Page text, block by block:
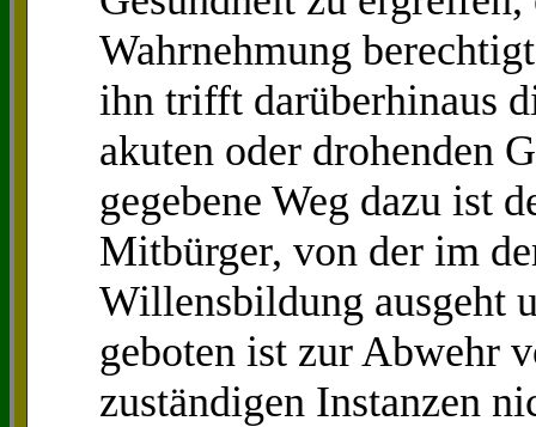
Wahrnehmung
ihn trifft darüberhinaus
akuten oder drohenden
gegebene Weg dazu ist
Mitbürger, von der im
Willensbildung ausgeht
geboten ist zur Abwehr
zuständigen Instanzen